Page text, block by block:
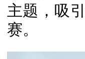
主题，吸
赛。